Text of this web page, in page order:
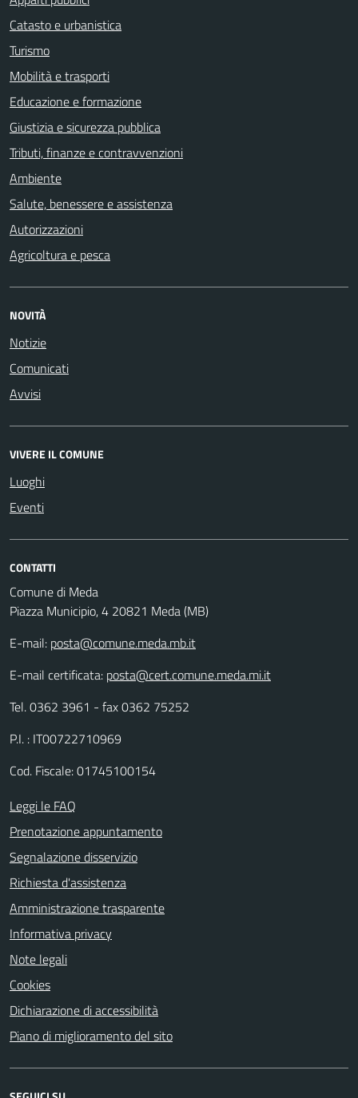
Catasto e urbanistica
Turismo
Mobilità e trasporti
Educazione e formazione
Giustizia e sicurezza pubblica
Tributi, finanze e contravvenzioni
Ambiente
Salute, benessere e assistenza
Autorizzazioni
Agricoltura e pesca
NOVITÀ
Notizie
Comunicati
Avvisi
VIVERE IL COMUNE
Luoghi
Eventi
CONTATTI
Comune di Meda
Piazza Municipio, 4 20821 Meda (MB)
E-mail: posta@comune.meda.mb.it
E-mail certificata: posta@cert.comune.meda.mi.it
Tel. 0362 3961 - fax 0362 75252
P.I. : IT00722710969
Cod. Fiscale: 01745100154
Leggi le FAQ
Prenotazione appuntamento
Segnalazione disservizio
Richiesta d'assistenza
Amministrazione trasparente
Informativa privacy
Note legali
Cookies
Dichiarazione di accessibilità
Piano di miglioramento del sito